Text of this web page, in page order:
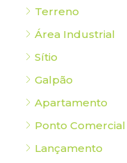
Terreno
Área Industrial
Sítio
Galpão
Apartamento
Ponto Comercial
Lançamento